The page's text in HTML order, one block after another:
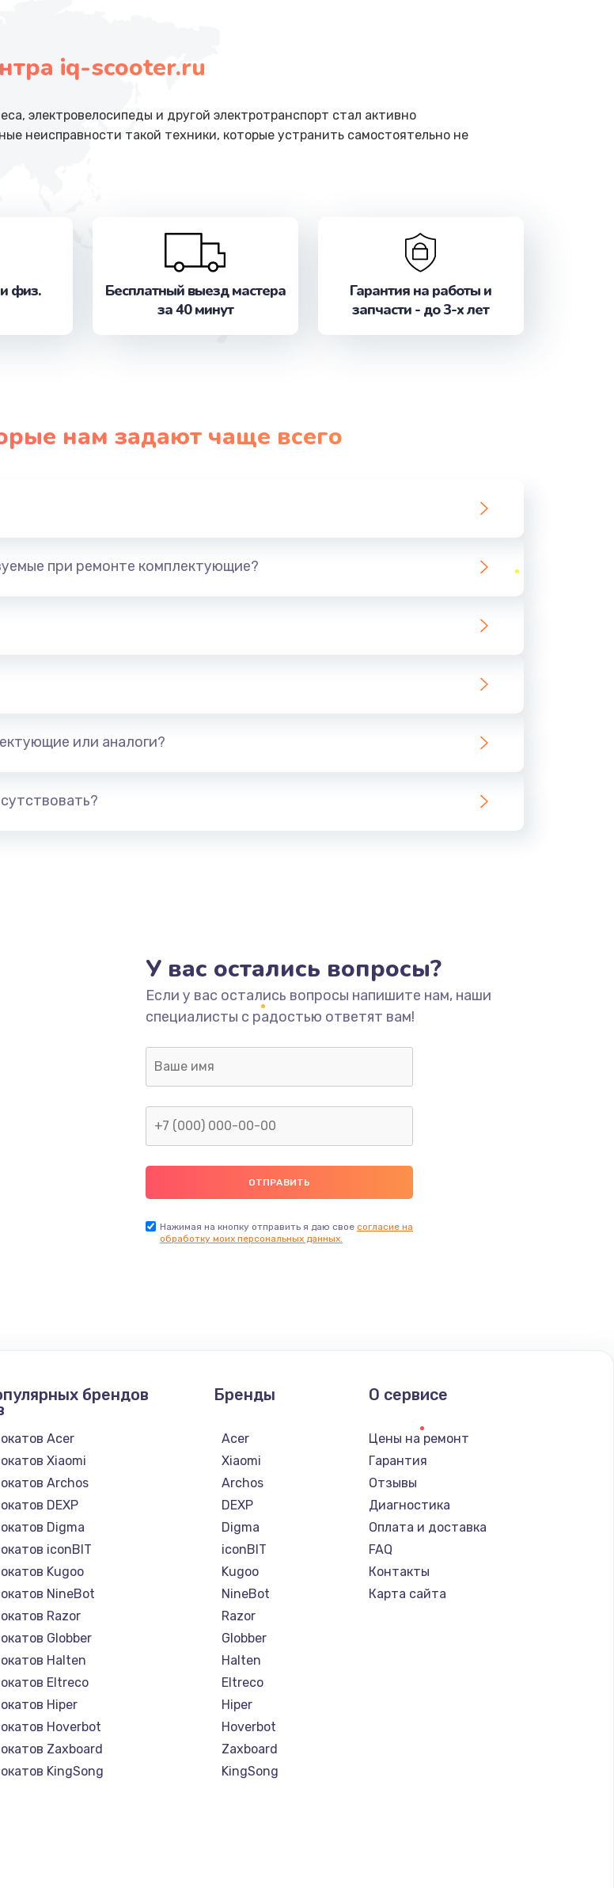
iq-scooter.ru
электровелосипеды и другой электротранспорт стал активно
неисправности такой техники, которые устранить самостоятельно не
физ.
Бесплатный выезд мастера
за 40 минут
Гарантия на работы и
запчасти - до 3-х лет
нам задают чаще всего
при ремонте комплектующие?
или аналоги?
У вас остались вопросы?
Если у вас остались вопросы напишите нам, наши
специалисты с радостью ответят вам!
Нажимая на кнопку отправить я даю свое согласие на
обработку моих персональных данных.
брендов
Acer
Xiaomi
Archos
DEXP
Digma
iconBIT
Kugoo
NineBot
Razor
Globber
Halten
Eltreco
Hiper
Hoverbot
Zaxboard
KingSong
Бренды
Acer
Xiaomi
Archos
DEXP
Digma
iconBIT
Kugoo
NineBot
Razor
Globber
Halten
Eltreco
Hiper
Hoverbot
Zaxboard
KingSong
О сервисе
Цены на ремонт
Гарантия
Отзывы
Диагностика
Оплата и доставка
FAQ
Контакты
Карта сайта